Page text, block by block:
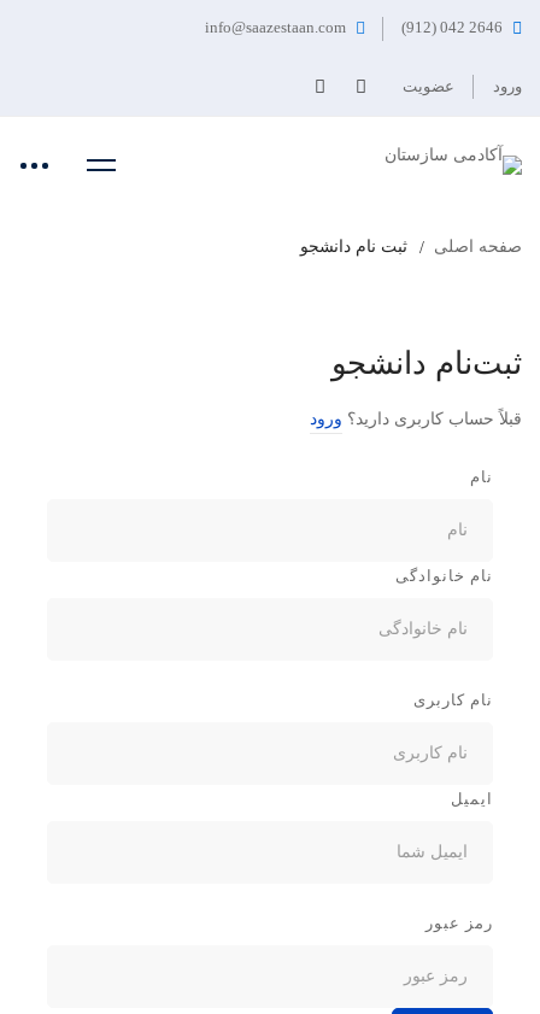
2646 042 (912)
info@saazestaan.com
ورود عضویت
صفحه اصلی ثبت نام دانشجو
ثبت‌نام دانشجو
قبلاً حساب کاربری دارید؟ ورود
نام
نام خانوادگی
نام کاربری
ایمیل
رمز عبور